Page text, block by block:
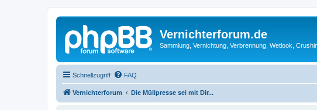
Vernichterforum.de
Sammlung, Vernichtung, Verbrennung, Wetlook,
Schnellzugriff FAQ
Vernichterforum Die Müllpresse sei mit Dir...